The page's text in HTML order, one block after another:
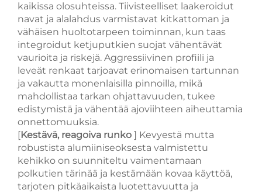
kaikissa olosuhteissa. Tiivisteelliset laakeroidut
navat ja alalahdus varmistavat kitkattoman ja
vähäisen huoltotarpeen toiminnan, kun taas
integroidut ketjuputkien suojat vähentävät
vaurioita ja riskejä. Aggressiivinen profiili ja
leveät renkaat tarjoavat erinomaisen tartunnan
ja vakautta monenlaisilla pinnoilla, mikä
mahdollistaa tarkan ohjattavuuden, tukee
edistymistä ja vähentää ajoviihteen aiheuttamia
onnettomuuksia.
[Kestävä, reagoiva runko ] Kevyestä mutta
robustista alumiiniseoksesta valmistettu
kehikko on suunniteltu vaimentamaan
polkutien tärinää ja kestämään kovaa käyttöä,
tarjoten pitkäaikaista luotettavuutta ja